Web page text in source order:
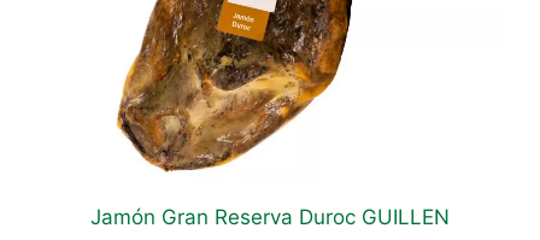
Jamón Gran Reserva Duroc GUILLEN